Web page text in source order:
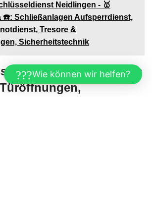
Neidlingen - 🥇
☎️: Schließanlagen Aufsperrdienst,
Tresore &
Sicherheitstechnik
24-Stunden
Wie können wir helfen?